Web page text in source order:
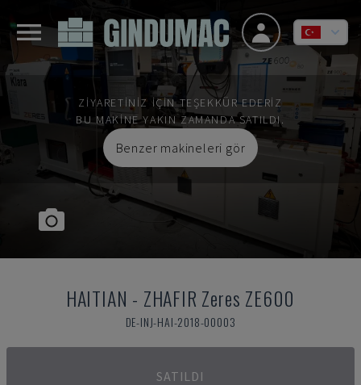
ZIYARETINIZ IÇIN TEŞEKKÜR EDERIZ
BU MAKINE YAKIN ZAMANDA SATILDI.
Benzer makineleri gör
HAITIAN - ZHAFIR Zeres ZE600
DE-INJ-HAI-2018-00003
SATILDI